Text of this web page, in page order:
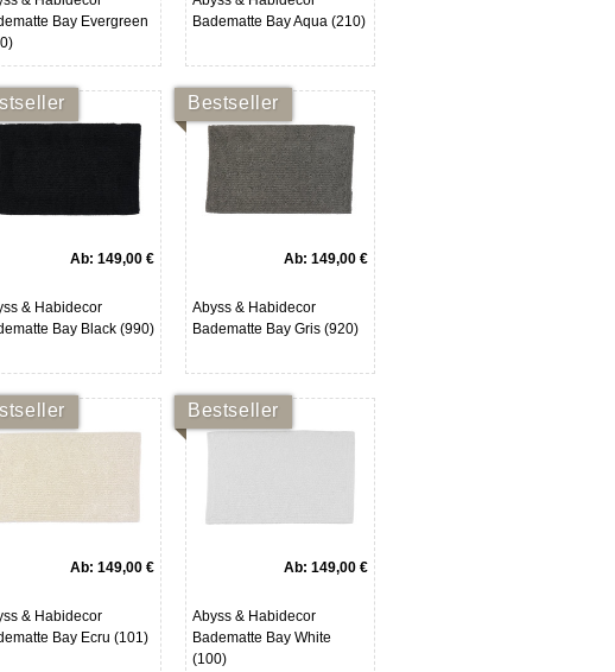
Bay Evergreen
Badematte Bay Aqua (210)
Ab: 149,00 €
& Habidecor
Bay Black (990)
Bestseller
Ab: 149,00 €
Abyss & Habidecor
Badematte Bay Gris (920)
Ab: 149,00 €
& Habidecor
Bay Ecru (101)
Bestseller
Ab: 149,00 €
Abyss & Habidecor
Badematte Bay White
(100)